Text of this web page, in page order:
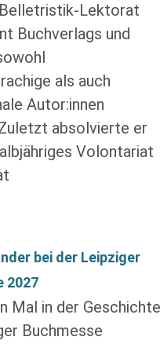
Lektorat
Buchverlags und
als auch
Autor:innen
absolvierte er
Volontariat
bei der Leipziger
2027
Mal in der Geschichte
Buchmesse